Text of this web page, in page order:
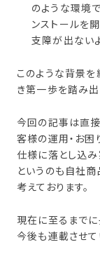
のような環境
ンストールを
支障が出ない
このような背景を
き第一歩を踏み出
今回の記事は直
客様の運用・お困
仕様に落とし込み
というのも自社
考えております。
現在に至るまでに
今後も連載させて